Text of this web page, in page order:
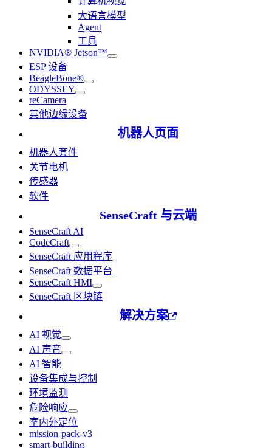
大语言模型
Agent
工具
NVIDIA® Jetson™
ESP 设备
BeagleBone®
ODYSSEY
reCamera
其他边缘设备
机器人页面
机器人套件
关节电机
传感器
软件
SenseCraft 与云端
SenseCraft AI
CodeCraft
SenseCraft 应用程序
SenseCraft 数据平台
SenseCraft HMI
SenseCraft 区块链
解决方案
AI 视觉
AI 声音
AI 智能
设备集成与控制
环境监测
危险响应
室内外定位
mission-pack-v3
smart-building